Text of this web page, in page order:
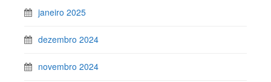
janeiro 2025
dezembro 2024
novembro 2024